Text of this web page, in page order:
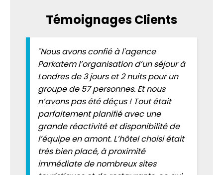
Témoignages Clients
"Nous avons confié à l'agence
Parkatem l’organisation d’un séjour à
Londres de 3 jours et 2 nuits pour un
groupe de 57 personnes. Et nous
n’avons pas été déçus ! Tout était
parfaitement planifié avec une
grande réactivité et disponibilité de
l’équipe en amont. L’hôtel choisi était
très bien placé, à proximité
immédiate de nombreux sites